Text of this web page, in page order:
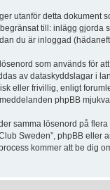
utanför detta dokument
till: inlägg gjorda
du är inloggad
som används för
av dataskyddslagar i
eller frivillig, enligt
phpBB
samma lösenord på
Sweden”, phpBB
kommer att be dig